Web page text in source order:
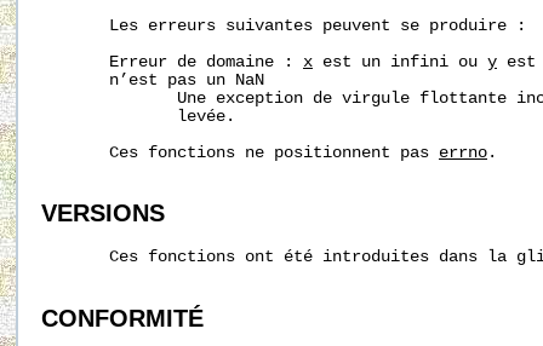
       Les erreurs suivantes peuvent se produire :
       Erreur de domaine :
x est un infini ou y est
       n’est pas un NaN
Une exception de virgule flottante
              levée.
       Ces fonctions ne positionnent pas
errno .
VERSIONS
Ces fonctions ont été introduites dans la
CONFORMITÉ